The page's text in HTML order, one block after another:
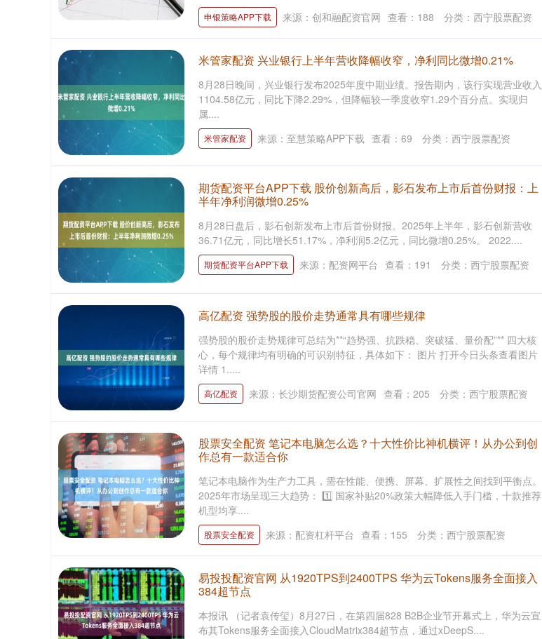
申银策略APP下载 来源：创和融配资官网 查看： 188 分类： 西宁股票配资
米管家配资 兴业银行上半年营收降幅收窄，净利同比微增0.21%
8月28日晚间，兴业银行发布2025年度中期业绩。报告期内，该行实现营业收入
1104.58亿元，同比下降2.29%，但降幅较一季度收窄1.29个百分点。实现归
属....
米管家配资 来源：至慧策略APP下载 查看： 69 分类： 西宁股票配资
期货配资平台APP下载 股价创新高后，影石发布上市后首份财报：上
半年净利润微增0.25%
8月28日盘后，影石创新发布上市后首份财报。2025年上半年，影石创新营收
36.71亿元，同比增长51.17%，净利润5.2亿元，同比微增0.25%。 2022....
期货配资平台APP下载 来源：配资网平台 查看： 191 分类： 西宁股票配资
高亿配资 强势股的股价走势通常具有哪些规律
强势股的股价走势规律可总结为**“趋势强、抗跌稳、突破猛、量价配”** 四大核
心，每个规律均有明确的可识别特征，具体如下： 图片 打开今日头条查看图片
详情 1.....
高亿配资 来源：长沙期货配资公司官网 查看： 205 分类： 西宁股票配资
股票安全配资 笔记本电脑怎么选？十大性价比神机横评！从办公到创
作总有一款适合你
笔记本电脑作为生产力工具，需在性能、便携、屏幕、扩展性之间找到平衡点。
2025年市场呈现三大趋势： 1️⃣ 国家补贴20%政策大幅降低入手门槛，十款推荐
机型均享....
股票安全配资 来源：配资杠杆平台 查看： 155 分类： 西宁股票配资
易投投配资官网 从1920TPS到2400TPS 华为云Tokens服务全面接入
384超节点
本报讯 （记者袁传玺）8月27日，在第四届828 B2B企业节开幕式上，华为云宣
布其Tokens服务全面接入CloudMatrix384超节点，通过xDeepS....